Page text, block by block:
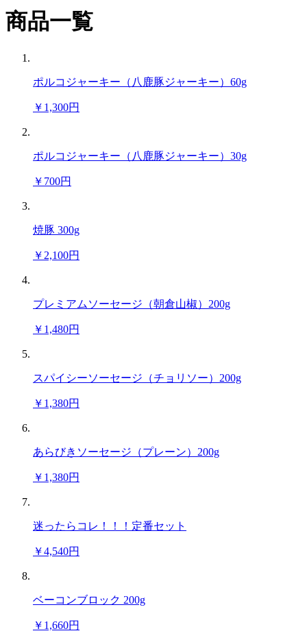
商品一覧
ポルコジャーキー（八鹿豚ジャーキー）60g
￥1,300円
ポルコジャーキー（八鹿豚ジャーキー）30g
￥700円
焼豚 300g
￥2,100円
プレミアムソーセージ（朝倉山椒）200g
￥1,480円
スパイシーソーセージ（チョリソー）200g
￥1,380円
あらびきソーセージ（プレーン）200g
￥1,380円
迷ったらコレ！！！定番セット
￥4,540円
ベーコンブロック 200g
￥1,660円